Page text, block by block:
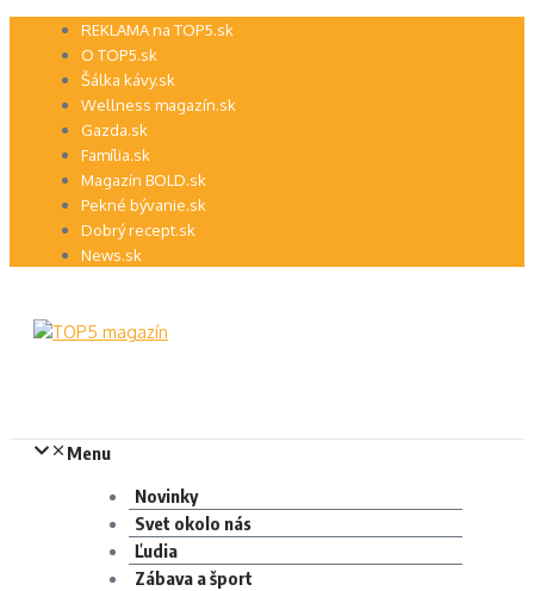
Preskočiť REKLAMA na TOP5.sk
O TOP5.sk
Šálka kávy.sk
Wellness magazín.sk
Gazda.sk
Família.sk
Magazín BOLD.sk
Pekné bývanie.sk
Dobrý recept.sk
News.sk
Menu
Novinky
Svet okolo nás
Ľudia
Zábava a šport